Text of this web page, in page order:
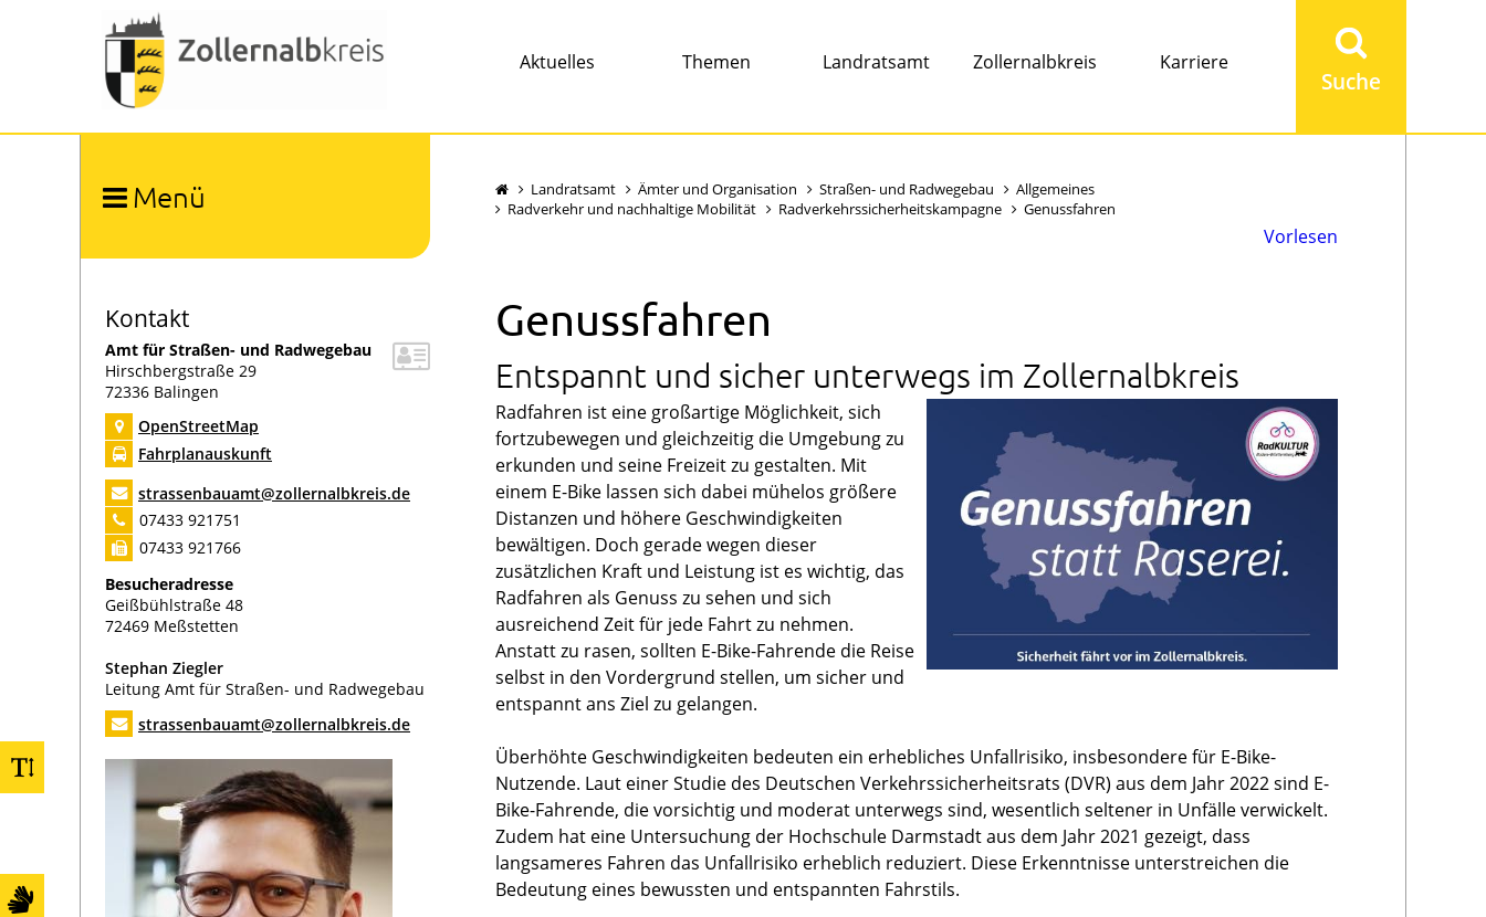
Aktuelles Themen Landratsamt Zollernalbkreis Karriere
eingeben
Menü
Organigramm
Abfallwirtschaft
Bevölkerungsschutz
Bildung
Digitalisierung
Forstamt
Gesundheitsamt
Haupt-, Kultur- und Schulamt
Jugendamt
Kämmerei
Kreisimmobilien
Kommunalamt
Kreisarchiv / Kultur
Landwirtschaftsamt
Ordnungsamt
Rechnungsprüfungsamt
Sozialamt
Straßen- und Radwegebau
Allgemeines
Zentrale Dienste und Finanzen
Bau
Kontakt
Amt für Straßen- und Radwegebau
Hirschbergstraße 29
72336 Balingen
OpenStreetMap
Fahrplanauskunft
strassenbauamt@zollernalbkreis.de
07433 921751
07433 921766
Besucheradresse
Geißbühlstraße 48
72469 Meßstetten
Stephan Ziegler
Leitung Amt für Straßen- und Radwegebau
strassenbauamt@zollernalbkreis.de
Landratsamt Ämter und Organisation Straßen- und Radwegebau
Allgemeines
Radverkehr und nachhaltige Mobilität
Radverkehrssicherheitskampagne Genussfahren
Vorlesen
Genussfahren
Entspannt und sicher unterwegs im Zollernalbkreis
Radfahren ist eine großartige Möglichkeit, sich
fortzubewegen und gleichzeitig die Umgebung zu
erkunden und seine Freizeit zu gestalten. Mit
einem E-Bike lassen sich dabei mühelos größere
Distanzen und höhere Geschwindigkeiten
bewältigen. Doch gerade wegen dieser
zusätzlichen Kraft und Leistung ist es wichtig, das
Radfahren als Genuss zu sehen und sich
ausreichend Zeit für jede Fahrt zu nehmen.
Anstatt zu rasen, sollten E-Bike-Fahrende die Reise
selbst in den Vordergrund stellen, um sicher und
entspannt ans Ziel zu gelangen.
Überhöhte Geschwindigkeiten bedeuten ein erhebliches Unfallrisiko, insbesondere für E-Bike-
Nutzende. Laut einer Studie des Deutschen Verkehrssicherheitsrats (DVR) aus dem Jahr 2022 sind E-
Bike-Fahrende, die vorsichtig und moderat unterwegs sind, wesentlich seltener in Unfälle verwickelt.
Zudem hat eine Untersuchung der Hochschule Darmstadt aus dem Jahr 2021 gezeigt, dass
langsameres Fahren das Unfallrisiko erheblich reduziert. Diese Erkenntnisse unterstreichen die
Bedeutung eines bewussten und entspannten Fahrstils.